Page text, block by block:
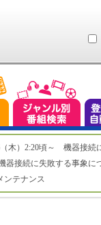
（木）2:20頃～ 機器接続
器接続に失敗する事象に
ンテナンス